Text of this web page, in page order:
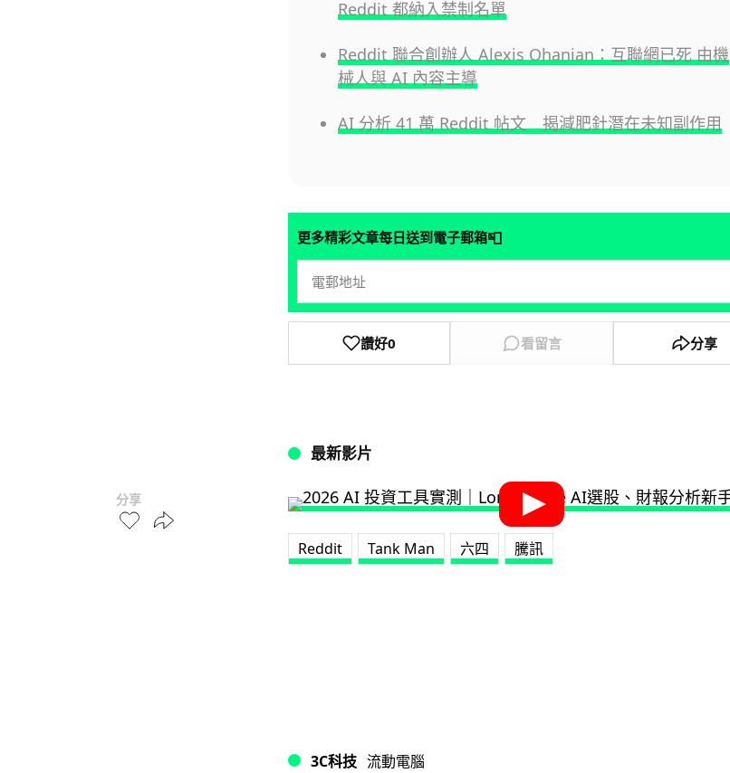
分享
Reddit 都納入禁制名單
Reddit 聯合創辦人 Alexis Ohanian：互聯網已死 由機
械人與 AI 內容主導
AI 分析 41 萬 Reddit 帖文 揭減肥針潛在未知副作用
更多精彩文章每日送到電子郵箱📮
讚好0 看留言 分享
最新影片
Reddit Tank Man 六四 騰訊
3C科技 流動電腦